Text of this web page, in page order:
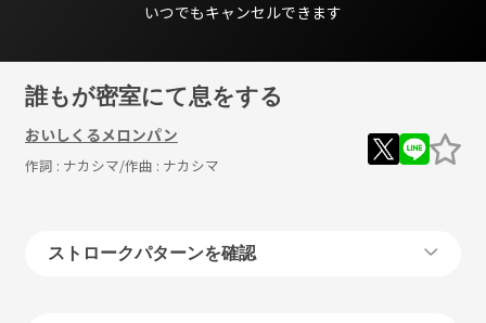
いつでもキャンセルできます
誰もが密室にて息をする
おいしくるメロンパン
作詞 : ナカシマ/作曲 : ナカシマ
ストロークパターンを確認